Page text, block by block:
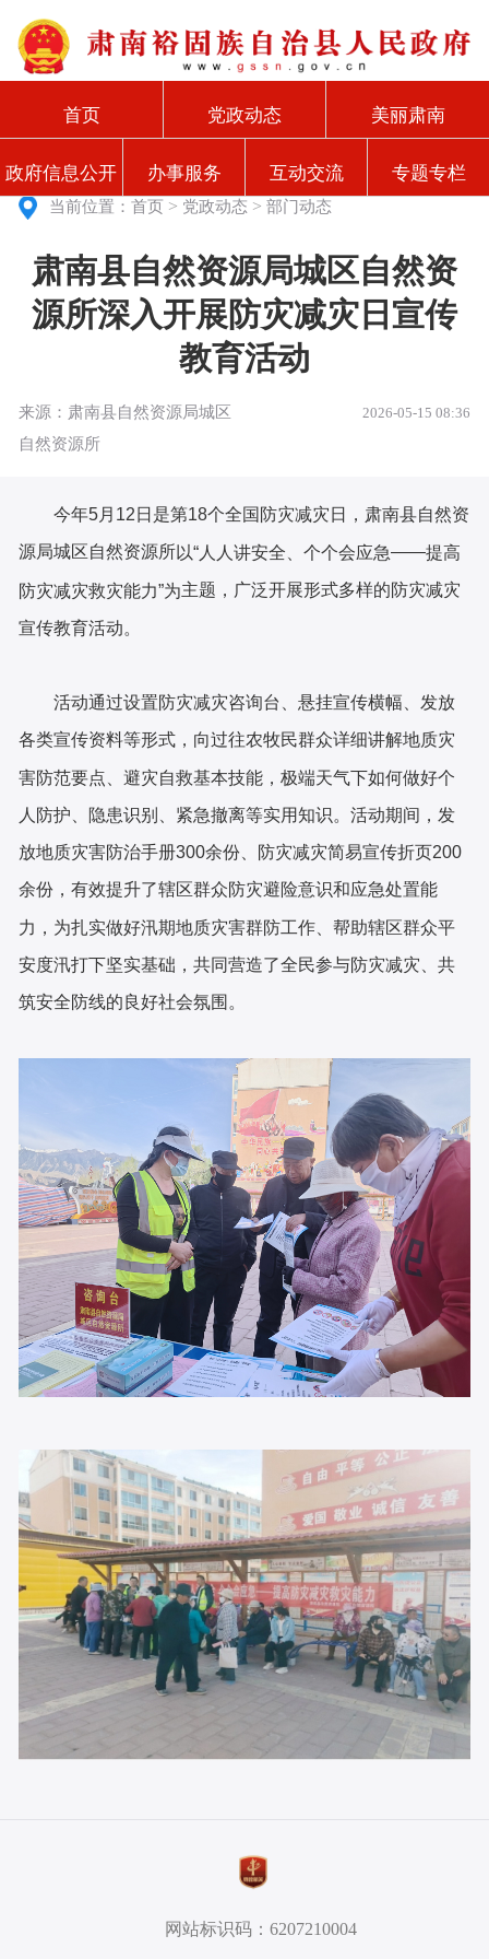
首页 党政动态 美丽肃南
政府信息公开 办事服务 互动交流 专题专栏
当前位置：首页 > 党政动态 >部门动态
肃南县自然资源局城区自然资
源所深入开展防灾减灾日宣传
教育活动
来源：肃南县自然资源局城区
自然资源所
2026-05-15 08:36
今年5月12日是第18个全国防灾减灾日， 肃南县自然资
源局城区自然资源所以“人人讲安全、个个会应急——提高
防灾减灾救灾能力”为主题 ， 广泛开展形式多样的防灾减灾
宣传教育活动。
活动通过设置防灾减灾咨询台、悬挂宣传横幅、 发放
各类宣传资料等形式 ， 向过往农牧民群众详细讲解地质灾
害防范要点、避灾自救基本技能 ，极端天气下如何做好个
人防护、隐患识别、紧急撤离等实用知识。活动期间，发
放地质灾害防治手册300余份、防灾减灾简易宣传折页200
余份，有效提升了辖区群众防灾避险意识和应急处置能
力，为扎实做好汛期地质灾害群防工作、帮助辖区群众平
安度汛打下坚实基础，共同营造了全民参与防灾减灾、共
筑安全防线的良好社会氛围。
网站标识码：6207210004